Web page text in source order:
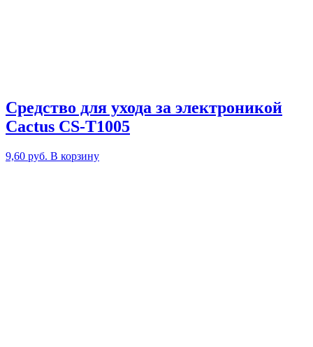
Средство для ухода за электроникой
Cactus CS-T1005
9,60 руб. В корзину